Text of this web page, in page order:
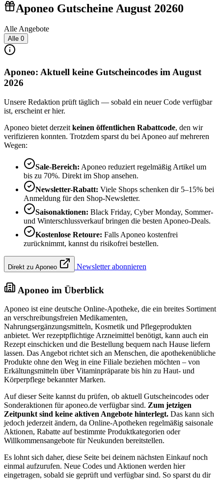
Aponeo Gutscheine August 20260
Alle Angebote
Alle 0
Aponeo: Aktuell keine Gutscheincodes im August
2026
Unsere Redaktion prüft täglich — sobald ein neuer Code verfügbar
ist, erscheint er hier.
Aponeo bietet derzeit keinen öffentlichen Rabattcode, den wir
verifizieren konnten. Trotzdem sparst du bei Aponeo auf mehreren
Wegen:
Sale-Bereich: Aponeo reduziert regelmäßig Artikel um
bis zu 70%. Direkt im Shop ansehen.
Newsletter-Rabatt: Viele Shops schenken dir 5–15% bei
Anmeldung für den Shop-Newsletter.
Saisonaktionen: Black Friday, Cyber Monday, Sommer-
und Winterschlussverkauf bringen die besten Aponeo-Deals.
Kostenlose Retoure: Falls Aponeo kostenfrei
zurücknimmt, kannst du risikofrei bestellen.
Direkt zu Aponeo Newsletter abonnieren
Aponeo im Überblick
Aponeo ist eine deutsche Online-Apotheke, die ein breites Sortiment
an verschreibungsfreien Medikamenten,
Nahrungsergänzungsmitteln, Kosmetik und Pflegeprodukten
anbietet. Wer rezeptpflichtige Arzneimittel benötigt, kann auch ein
Rezept einschicken und die Bestellung bequem nach Hause liefern
lassen. Das Angebot richtet sich an Menschen, die apothekenübliche
Produkte ohne den Weg in eine Filiale beziehen möchten – von
Erkältungsmitteln über Vitaminpräparate bis hin zu Haut- und
Körperpflege bekannter Marken.
Auf dieser Seite kannst du prüfen, ob aktuell Gutscheincodes oder
Sonderaktionen für aponeo.de verfügbar sind. Zum jetzigen
Zeitpunkt sind keine aktiven Angebote hinterlegt. Das kann sich
jedoch jederzeit ändern, da Online-Apotheken regelmäßig saisonale
Aktionen, Rabatte auf bestimmte Produktkategorien oder
Willkommensangebote für Neukunden bereitstellen.
Es lohnt sich daher, diese Seite bei deinem nächsten Einkauf noch
einmal aufzurufen. Neue Codes und Aktionen werden hier
eingetragen, sobald sie geprüft und verfügbar sind. So sparst du dir